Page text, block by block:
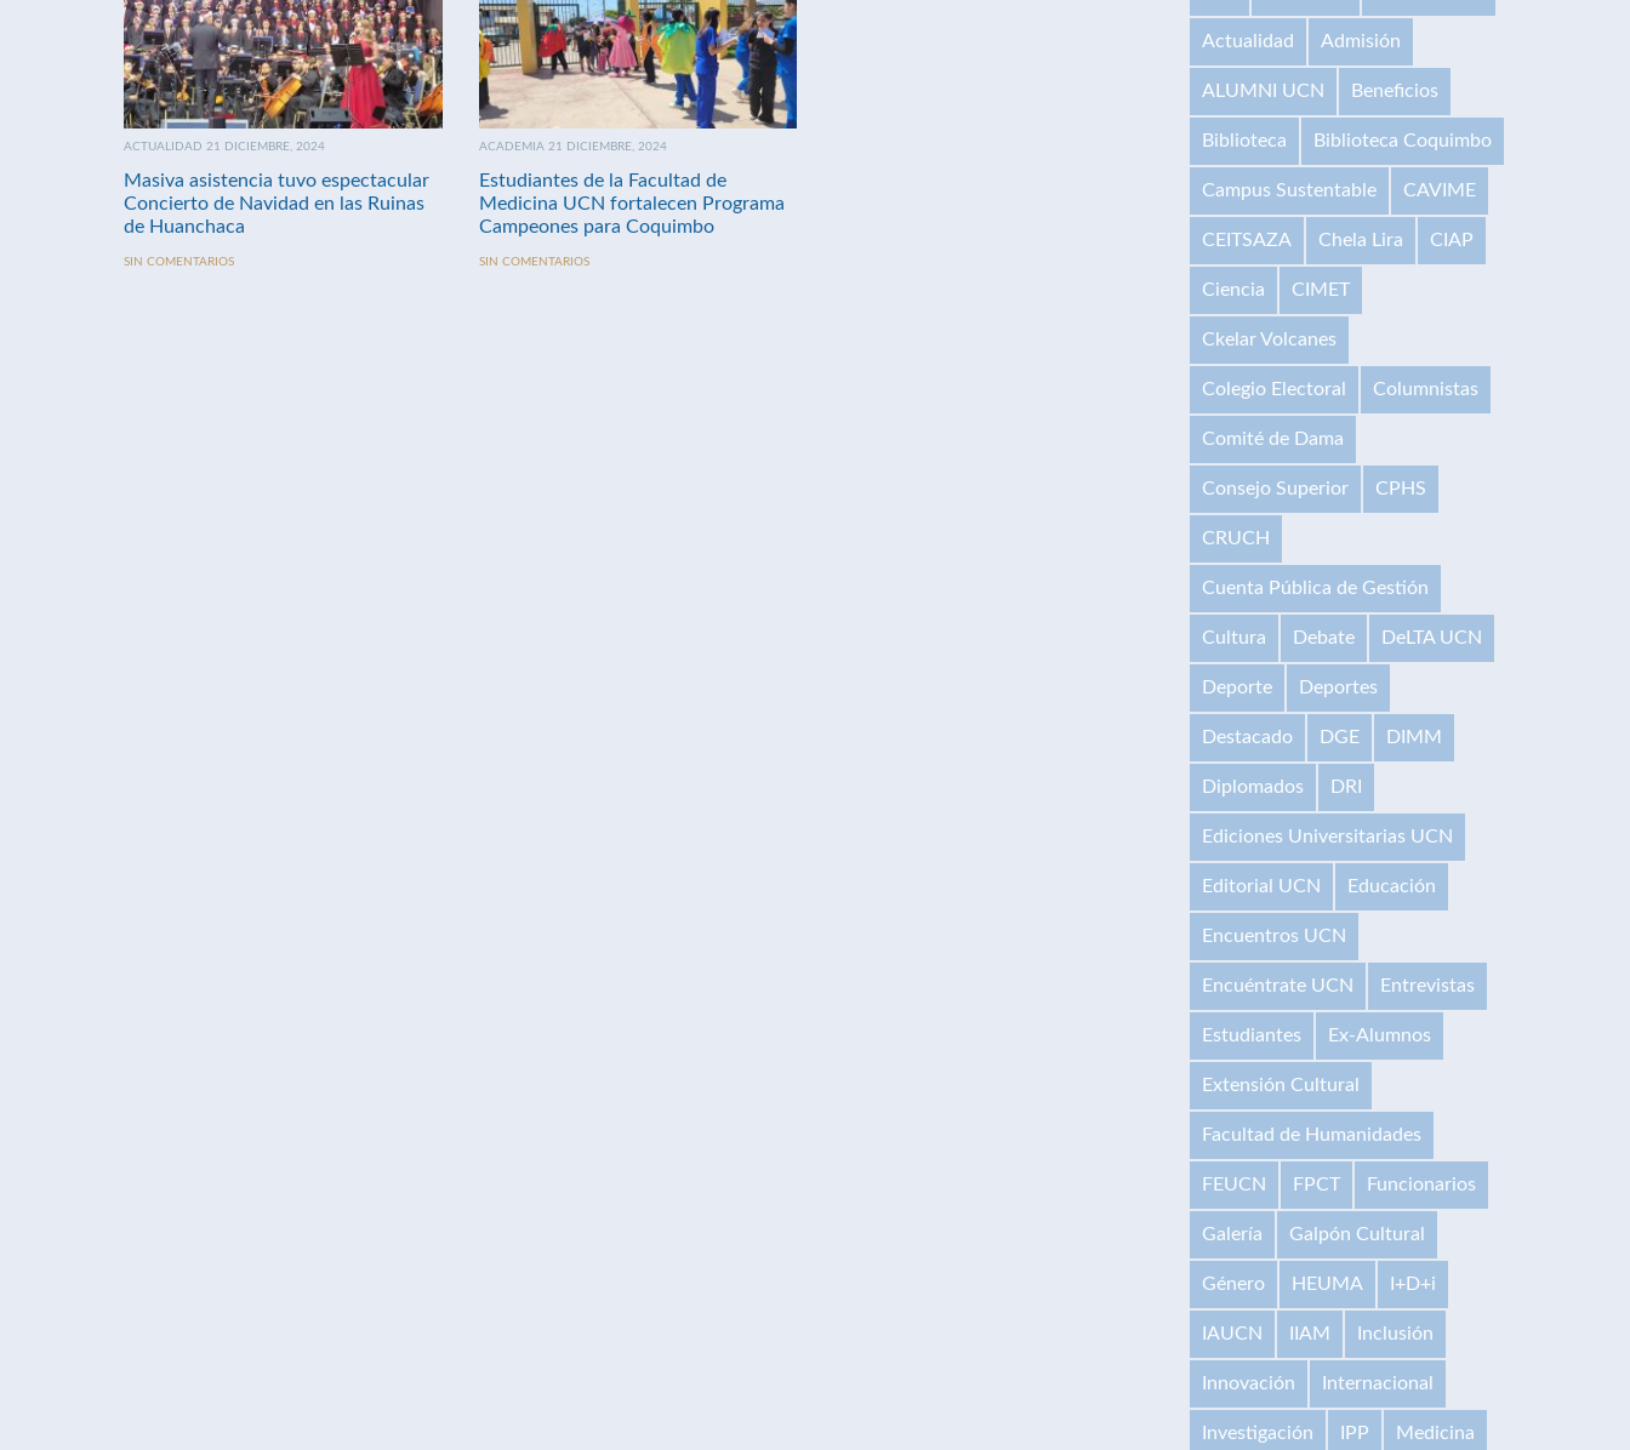
ACTUALIDAD 21 DICIEMBRE, 2024
Masiva asistencia tuvo espectacular
Concierto de Navidad en las Ruinas
de Huanchaca
SIN COMENTARIOS
ACADEMIA 21 DICIEMBRE, 2024
Estudiantes de la Facultad de
Medicina UCN fortalecen Programa
Campeones para Coquimbo
SIN COMENTARIOS
Actualidad Admisión
ALUMNI UCN Beneficios
Biblioteca Biblioteca Coquimbo
Campus Sustentable CAVIME
CEITSAZA Chela Lira CIAP
Ciencia CIMET
Ckelar Volcanes
Colegio Electoral Columnistas
Comité de Dama
Consejo Superior CPHS
CRUCH
Cuenta Pública de Gestión
Cultura Debate DeLTA UCN
Deporte Deportes
Destacado DGE DIMM
Diplomados DRI
Ediciones Universitarias UCN
Editorial UCN Educación
Encuentros UCN
Encuéntrate UCN Entrevistas
Estudiantes Ex-Alumnos
Extensión Cultural
Facultad de Humanidades
FEUCN FPCT Funcionarios
Galería Galpón Cultural
Género HEUMA I+D+i
IAUCN IIAM Inclusión
Innovación Internacional
Investigación IPP Medicina